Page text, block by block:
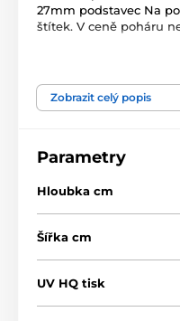
27mm podstavec Na
štítek. V ceně poháru
Dřevěné trofeje
Zobrazit celý popis
Parametry
Hloubka cm
Šířka cm
UV HQ tisk